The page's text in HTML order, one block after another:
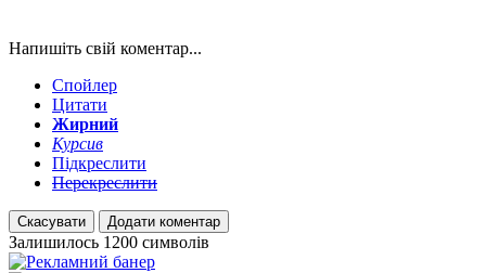
Напишіть свій коментар...
Спойлер
Цитати
Жирний
Курсив
Підкреслити
Перекреслити
Скасувати Додати коментар
Залишилось 1200 символів